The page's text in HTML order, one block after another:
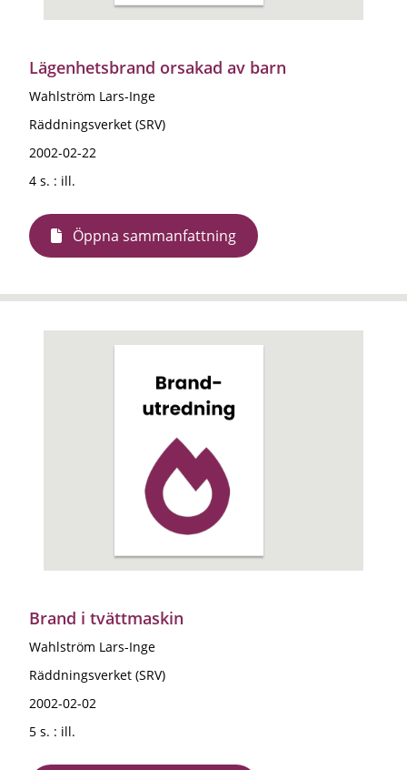
Lägenhetsbrand orsakad av barn
Wahlström Lars-Inge
Räddningsverket (SRV)
2002-02-22
4 s. : ill.
Öppna sammanfattning
Brand i tvättmaskin
Wahlström Lars-Inge
Räddningsverket (SRV)
2002-02-02
5 s. : ill.